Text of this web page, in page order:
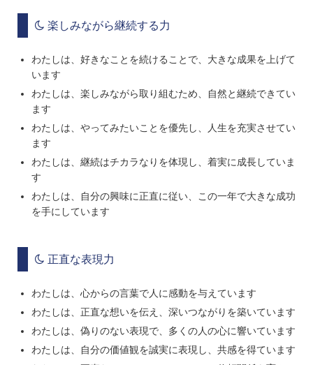
楽しみながら継続する力
わたしは、好きなことを続けることで、大きな成果を上げて
います
わたしは、楽しみながら取り組むため、自然と継続できてい
ます
わたしは、やってみたいことを優先し、人生を充実させてい
ます
わたしは、継続はチカラなりを体現し、着実に成長していま
す
わたしは、自分の興味に正直に従い、この一年で大きな成功
を手にしています
正直な表現力
わたしは、心からの言葉で人に感動を与えています
わたしは、正直な想いを伝え、深いつながりを築いています
わたしは、偽りのない表現で、多くの人の心に響いています
わたしは、自分の価値観を誠実に表現し、共感を得ています